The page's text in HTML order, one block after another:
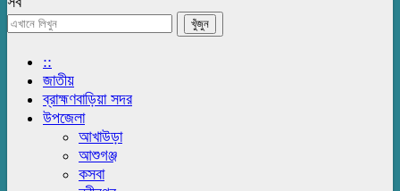
::
জাতীয়
ব্রাহ্মণবাড়িয়া সদর
উপজেলা
আখাউড়া
আশুগঞ্জ
কসবা